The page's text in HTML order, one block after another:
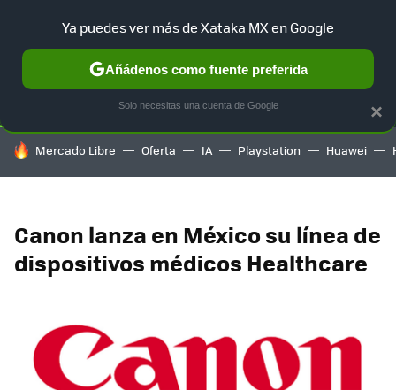
SELECCIÓN GAMING HOME AUTO TERRITORIO
HOY SE HABLA DE
Mercado Libre Oferta IA Playstation Huawei
Canon lanza en México su línea de
dispositivos médicos Healthcare
×
Ya puedes ver más de Xataka MX en Google
Añádenos como fuente preferida
Solo necesitas una cuenta de Google